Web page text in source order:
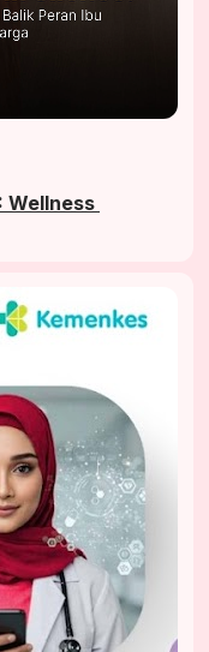
Wellness